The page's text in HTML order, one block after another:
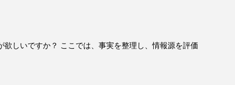
しいですか？ ここでは、事実を整理し、情報源を評価